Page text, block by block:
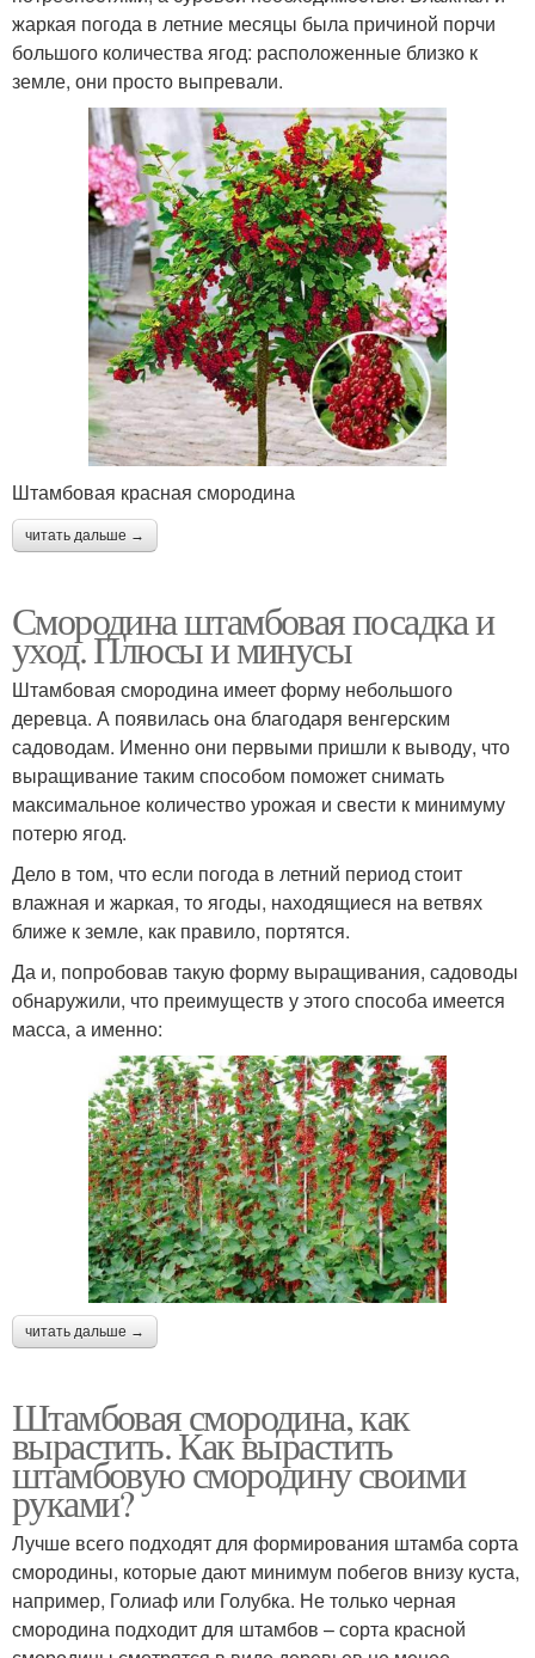
жаркая погода в летние месяцы была причиной порчи
большого количества ягод: расположенные близко к
земле, они просто выпревали.
Штамбовая красная смородина
читать дальше →
Смородина штамбовая посадка и
уход. Плюсы и минусы
Штамбовая смородина имеет форму небольшого
деревца. А появилась она благодаря венгерским
садоводам. Именно они первыми пришли к выводу, что
выращивание таким способом поможет снимать
максимальное количество урожая и свести к минимуму
потерю ягод.
Дело в том, что если погода в летний период стоит
влажная и жаркая, то ягоды, находящиеся на ветвях
ближе к земле, как правило, портятся.
Да и, попробовав такую форму выращивания, садоводы
обнаружили, что преимуществ у этого способа имеется
масса, а именно:
читать дальше →
Штамбовая смородина, как
вырастить. Как вырастить
штамбовую смородину своими
руками?
Лучше всего подходят для формирования штамба сорта
смородины, которые дают минимум побегов внизу куста,
например, Голиаф или Голубка. Не только черная
смородина подходит для штамбов – сорта красной